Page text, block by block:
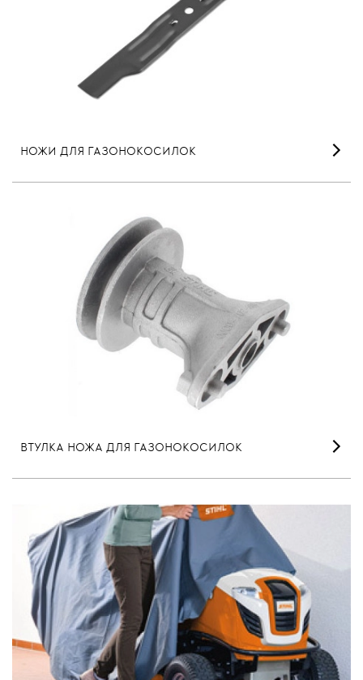
НОЖИ ДЛЯ ГАЗОНОКОСИЛОК
ВТУЛКА НОЖА ДЛЯ ГАЗОНОКОСИЛОК